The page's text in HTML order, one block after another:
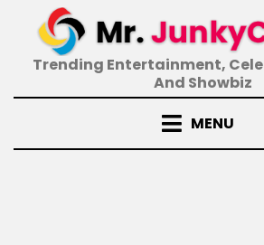
contentTrending Entertainment,
And Showbiz
MENU